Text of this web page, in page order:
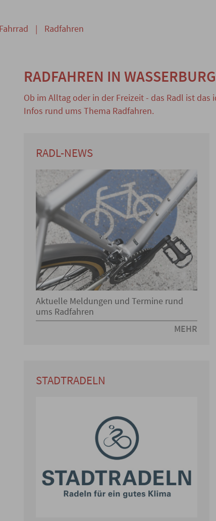
| Radfahren
RADFAHREN IN WASSERBURG
Ob im Alltag oder in der Freizeit - das Radl ist
Infos rund ums Thema Radfahren.
RADL-NEWS
Aktuelle Meldungen und Termine rund
ums Radfahren
MEHR
STADTRADELN